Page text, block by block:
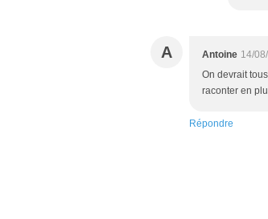
A Antoine 14/
On devrait
raconter en
Répondre